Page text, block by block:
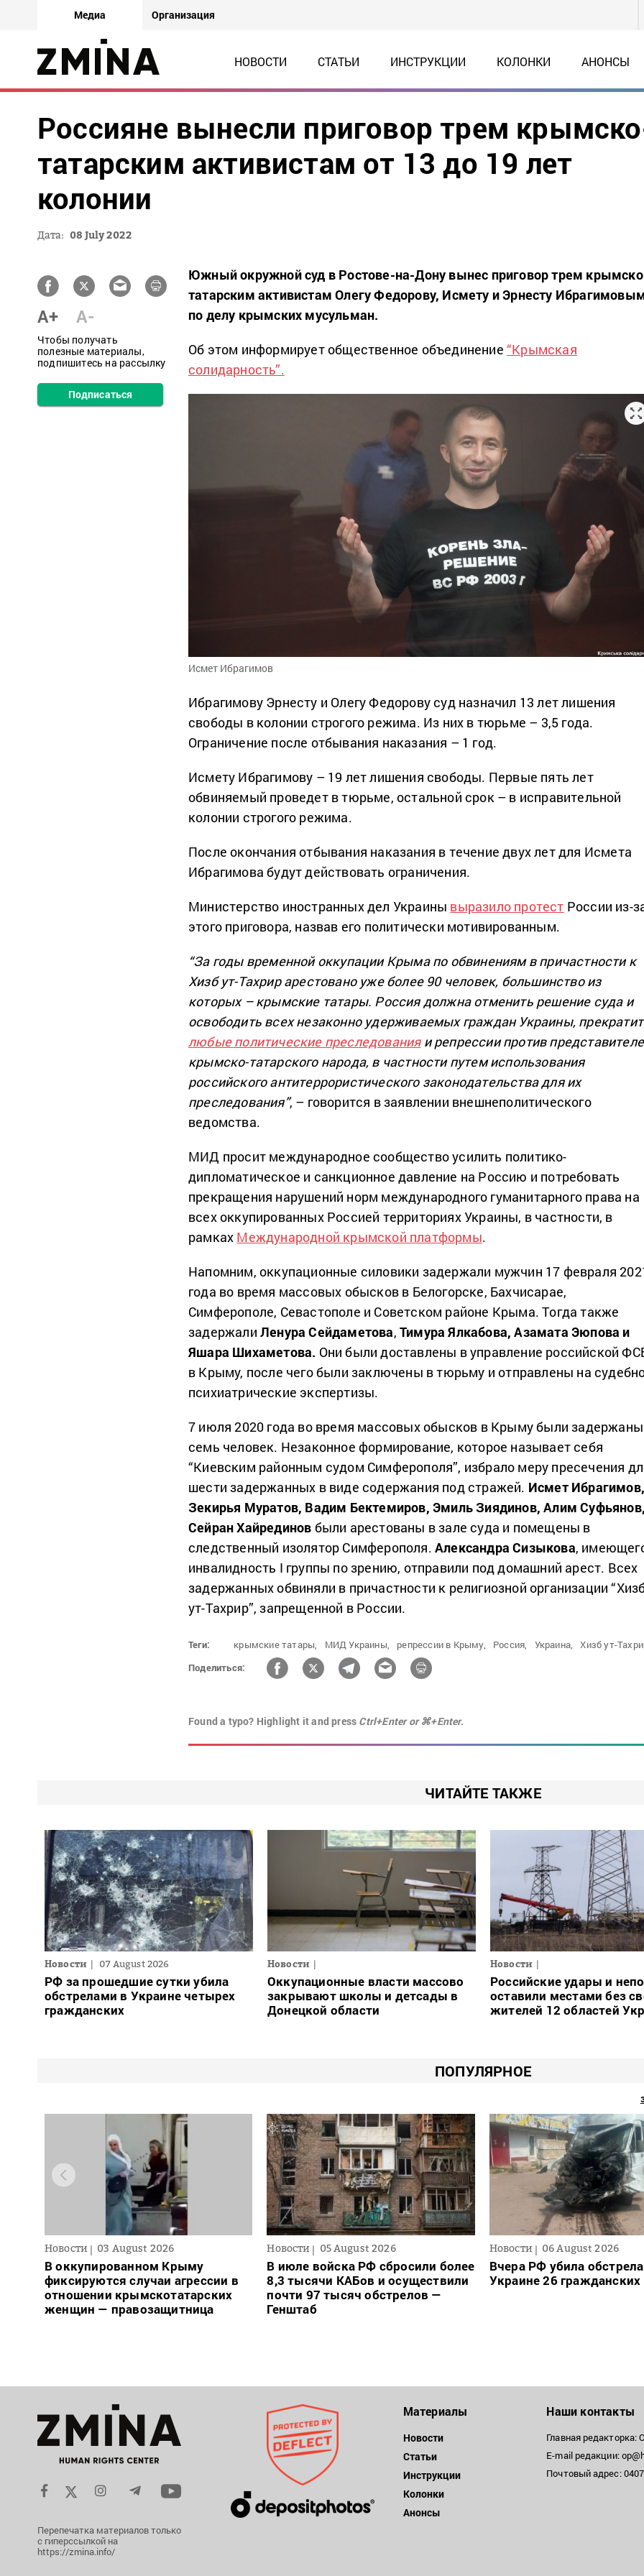
Медиа Организация
НОВОСТИ СТАТЬИ ИНСТРУКЦИИ КОЛОНКИ АНОНСЫ
Россияне вынесли приговор трем
татарским активистам от 13 до 19 лет
колонии
Дата: 08 July 2022
A+ A-
Чтобы получать
полезные материалы,
подпишитесь на рассылку
Подписаться
Южный окружной суд в Ростове-на-Дону вынес приговор трем
татарским активистам Олегу Федорову, Исмету и Эрнесту
по делу крымских мусульман.
Об этом информирует общественное объединение“Крымская
солидарность”.
Исмет Ибрагимов
Ибрагимову Эрнесту и Олегу Федорову суд назначил 13 лет лишения
свободы в колонии строгого режима. Из них в тюрьме – 3,5 года.
Ограничение после отбывания наказания – 1 год.
Исмету Ибрагимову – 19 лет лишения свободы. Первые пять лет
обвиняемый проведет в тюрьме, остальной срок – в исправительной
колонии строгого режима.
После окончания отбывания наказания в течение двух лет для Исмета
Ибрагимова будут действовать ограничения.
Министерство иностранных дел Украины выразило протест России из-
этого приговора, назвав его политически мотивированным.
“За годы временной оккупации Крыма по обвинениям в причастности к
Хизб ут-Тахрир арестовано уже более 90 человек, большинство из
которых – крымские татары. Россия должна отменить решение суда и
освободить всех незаконно удерживаемых граждан Украины,
любые политические преследованияи репрессии против
крымско-татарского народа, в частности путем использования
российского антитеррористического законодательства для их
преследования”, – говорится в заявлении внешнеполитического
ведомства.
МИД просит международное сообщество усилить политико-
дипломатическое и санкционное давление на Россию и потребовать
прекращения нарушений норм международного гуманитарного права на
всех оккупированных Россией территориях Украины, в частности, в
рамках Международной крымской платформы.
Напомним, оккупационные силовики задержали мужчин 17 февраля
года во время массовых обысков в Белогорске, Бахчисарае,
Симферополе, Севастополе и Советском районе Крыма. Тогда также
задержали Ленура Сейдаметова,Тимура Ялкабова, Азамата Эюпова и
Яшара Шихаметова. Они были доставлены в управление российской
в Крыму, после чего были заключены в тюрьму и отправлены на
психиатрические экспертизы.
7 июля 2020 года во время массовых обысков в Крыму были задержаны
семь человек. Незаконное формирование, которое называет себя
“Киевским районным судом Симферополя”, избрало меру пресечения
шести задержанных в виде содержания под стражей. Исмет
Зекирья Муратов, Вадим Бектемиров, Эмиль Зиядинов, Алим
Сейран Хайрединов были арестованы в зале суда и помещены в
следственный изолятор Симферополя.Александра Сизыкова,
инвалидность I группы по зрению, отправили под домашний арест. Всех
задержанных обвиняли в причастности к религиозной организации
ут-Тахрир”, запрещенной в России.
Теги: крымские татары, МИД Украины, репрессии в Крыму, Россия, Украина,
Хизб ут-
Поделиться:
Found a typo? Highlight it and press Ctrl+Enter or ⌘+Enter.
ЧИТАЙТЕ ТАКЖЕ
Новости 07 August 2026
РФ за прошедшие сутки убила
обстрелами в Украине четырех
гражданских
Новости
Оккупационные власти массово
закрывают школы и детсады в
Донецкой области
Новости
Российские удары и
оставили местами без
жителей 12 областей
ПОПУЛЯРНОЕ
Новости 03 August 2026
В оккупированном Крыму
фиксируются случаи агрессии в
отношении крымскотатарских
женщин — правозащитница
Новости 05 August 2026
В июле войска РФ сбросили более
8,3 тысячи КАБов и осуществили
почти 97 тысяч обстрелов —
Генштаб
Новости 06 August 2026
Вчера РФ убила
Украине 26 гражданских
Перепечатка материалов только
с гиперссылкой на
https://zmina.info/
Материалы
Новости
Статьи
Инструкции
Колонки
Анонсы
Наши контакты
Главная редакторка:
E-mail редакции:
Почтовый адрес: